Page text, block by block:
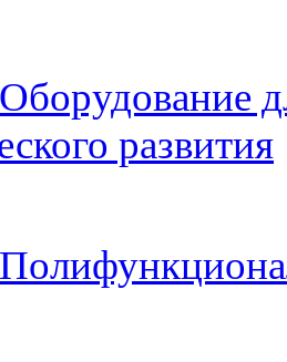
Оборудование
развития